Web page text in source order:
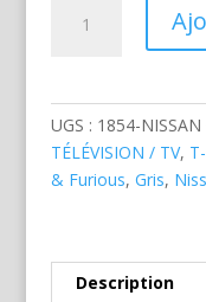
Face
UGS : 1854-NISSAN
TÉLÉVISION / TV,
& Furious, Gris,
Description